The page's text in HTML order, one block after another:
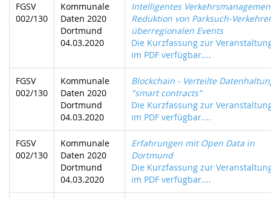
FGSV
002/130
Kommunale
Daten 2020
Dortmund
04.03.2020
Intelligentes
Reduktion von Parksuch-
überregionalen Events
Die Kurzfassung zur
im PDF verfügbar....
FGSV
002/130
Kommunale
Daten 2020
Dortmund
04.03.2020
Blockchain - Verteilte
"smart contracts"
Die Kurzfassung zur
im PDF verfügbar....
FGSV
002/130
Kommunale
Daten 2020
Dortmund
04.03.2020
Erfahrungen mit Open Data in
Dortmund
Die Kurzfassung zur
im PDF verfügbar....